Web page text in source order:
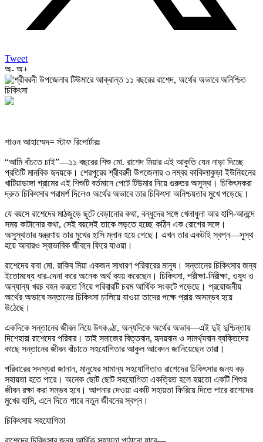
Tweet
অ- অ+
শাওন আহাম্মেদ= স্টাফ রিপোর্টারঃ
“আমি বাঁচতে চাই”—১১ বছরের শিশু মো. রাশেদ মিয়ার এই আকুতি যেন নাড়া দিচ্ছে
প্রতিটি মানবিক হৃদয়কে। শেরপুরের শ্রীবরদী উপজেলার ৩ নম্বর কাকিলাকুড়া ইউনিয়নের
খাটিয়াডাঙ্গা গ্রামের এই শিশুটি বর্তমানে পেটে টিউমার নিয়ে গুরুতর অসুস্থ। চিকিৎসকরা
দ্রুত চিকিৎসার পরামর্শ দিলেও অর্থের অভাবে তার চিকিৎসা অনিশ্চয়তার মুখে পড়েছে।
যে বয়সে রাশেদের মাঠজুড়ে ছুটে বেড়ানোর কথা, বন্ধুদের সঙ্গে খেলাধুলা আর হাসি-আনন্দে
সময় কাটানোর কথা, সেই বয়সেই তাকে লড়তে হচ্ছে কঠিন এক রোগের সঙ্গে।
অসুস্থতার যন্ত্রণায় তার মুখের হাসি ম্লান হয়ে গেছে। এখন তার একটাই স্বপ্ন—সুস্থ
হয়ে আবারও স্বাভাবিক জীবনে ফিরে যাওয়া।
রাশেদের বাবা মো. রাকিব মিয়া একজন সাধারণ পরিবারের মানুষ। সন্তানের চিকিৎসার জন্য
ইতোমধ্যে ধার-দেনা করে অনেক অর্থ ব্যয় করেছেন। চিকিৎসা, পরীক্ষা-নিরীক্ষা, ওষুধ ও
অন্যান্য খরচ বহন করতে গিয়ে পরিবারটি চরম আর্থিক সংকটে পড়েছে। প্রয়োজনীয়
অর্থের অভাবে সন্তানের চিকিৎসা চালিয়ে যাওয়া তাদের পক্ষে প্রায় অসম্ভব হয়ে
উঠেছে।
একদিকে সন্তানের জীবন নিয়ে উৎকণ্ঠা, অন্যদিকে অর্থের অভাব—এই দুই দুশ্চিন্তায়
দিশেহারা রাশেদের পরিবার। তাই সমাজের বিত্তবান, হৃদয়বান ও সামর্থ্যবান ব্যক্তিদের
কাছে সন্তানের জীবন বাঁচাতে সহযোগিতার আকুল আবেদন জানিয়েছেন তারা।
পরিবারের সদস্যরা জানান, মানুষের সামান্য সহযোগিতাও রাশেদের চিকিৎসার জন্য বড়
সহায়তা হতে পারে। অনেক ছোট ছোট সহযোগিতা একত্রিত হলে হয়তো একটি শিশুর
জীবন রক্ষা করা সম্ভব হবে। আপনার দেওয়া একটি সহায়তা ফিরিয়ে দিতে পারে রাশেদের
মুখের হাসি, এনে দিতে পারে নতুন জীবনের স্বপ্ন।
চিকিৎসায় সহযোগিতা